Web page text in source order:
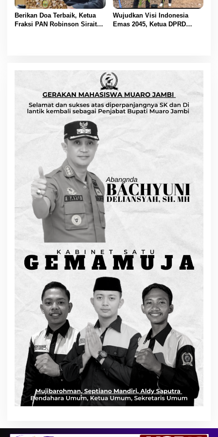
Berikan Doa Terbaik, Ketua
Fraksi PAN Robinson Sirait
Wujudkan Visi Indonesia
Emas 2045, Ketua DPRD